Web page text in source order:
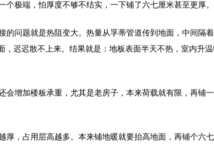
个极端，怕厚度不够不结实，一下铺了六七厘米甚至更厚。
的问题就是热阻变大。热量从孚蒂管道传到地面，中间隔
，迟迟散不上来。结果就是：地板表面半天不热，室内升
会增加楼板承重，尤其是老房子，本来荷载就有限，再铺
厚，占用层高越多。本来铺地暖就要抬高地面，再铺个六